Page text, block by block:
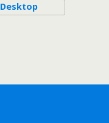
Desktop